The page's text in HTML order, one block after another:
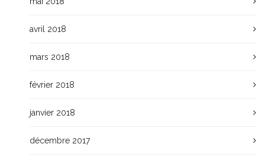
avril 2018
mars 2018
février 2018
janvier 2018
décembre 2017